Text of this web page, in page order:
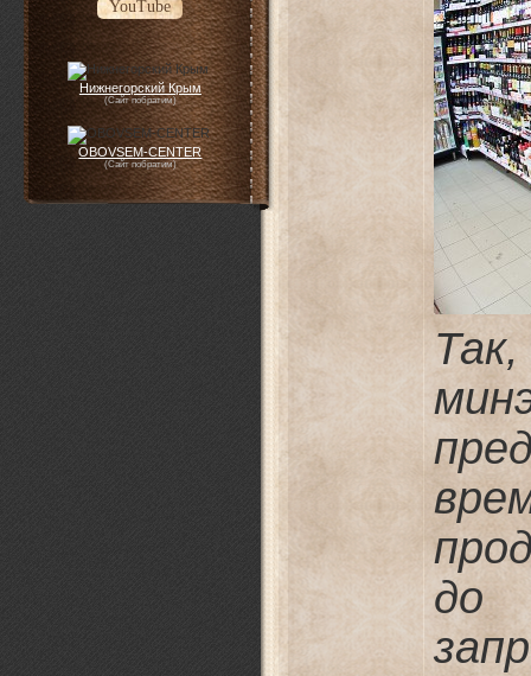
YouTube
Нижнегорский Крым
(Сайт побратим)
OBOVSEM-CENTER
(Сайт побратим)
до